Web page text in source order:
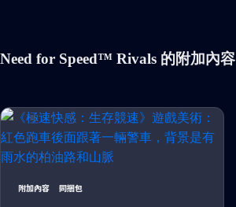
Need for Speed™ Rivals 的附加內容
附加內容 同捆包